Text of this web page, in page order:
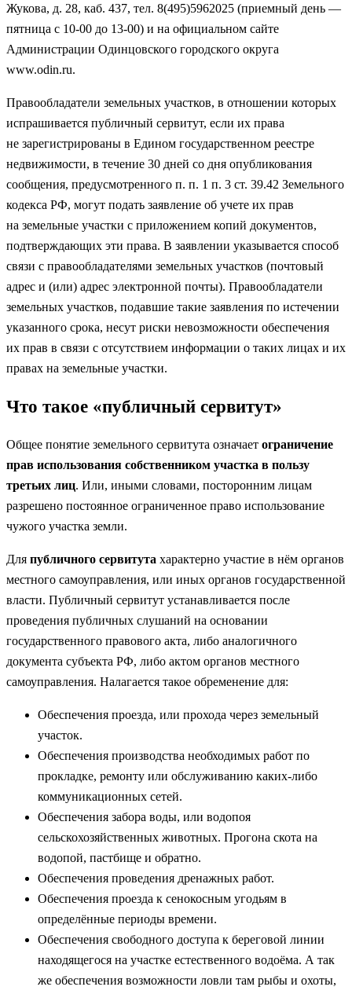
Жукова, д. 28, каб. 437, тел. 8(495)5962025 (приемный день —
пятница с 10-00 до 13-00) и на официальном сайте
Администрации Одинцовского городского округа
www.odin.ru.
Правообладатели земельных участков, в отношении которых
испрашивается публичный сервитут, если их права
не зарегистрированы в Едином государственном реестре
недвижимости, в течение 30 дней со дня опубликования
сообщения, предусмотренного п. п. 1 п. 3 ст. 39.42 Земельного
кодекса РФ, могут подать заявление об учете их прав
на земельные участки с приложением копий документов,
подтверждающих эти права. В заявлении указывается способ
связи с правообладателями земельных участков (почтовый
адрес и (или) адрес электронной почты). Правообладатели
земельных участков, подавшие такие заявления по истечении
указанного срока, несут риски невозможности обеспечения
их прав в связи с отсутствием информации о таких лицах и их
правах на земельные участки.
Что такое «публичный сервитут»
Общее понятие земельного сервитута означает ограничение
прав использования собственником участка в пользу
третьих лиц. Или, иными словами, посторонним лицам
разрешено постоянное ограниченное право использование
чужого участка земли.
Для публичного сервитута характерно участие в нём органов
местного самоуправления, или иных органов государственной
власти. Публичный сервитут устанавливается после
проведения публичных слушаний на основании
государственного правового акта, либо аналогичного
документа субъекта РФ, либо актом органов местного
самоуправления. Налагается такое обременение для:
Обеспечения проезда, или прохода через земельный
участок.
Обеспечения производства необходимых работ по
прокладке, ремонту или обслуживанию каких-либо
коммуникационных сетей.
Обеспечения забора воды, или водопоя
сельскохозяйственных животных. Прогона скота на
водопой, пастбище и обратно.
Обеспечения проведения дренажных работ.
Обеспечения проезда к сенокосным угодьям в
определённые периоды времени.
Обеспечения свободного доступа к береговой линии
находящегося на участке естественного водоёма. А так
же обеспечения возможности ловли там рыбы и охоты,